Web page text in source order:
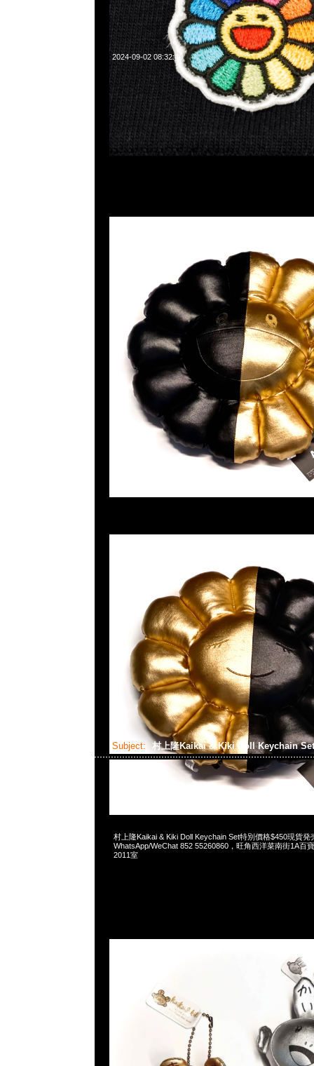
2024-09-02 08:32:40
村上隆 x Hikaru Flower Cushion 30cm特別價格$599現貨
WhatsApp/WeChat 852 55260860，旺角西洋菜南街1A百
2011室
Subject: 村上隆Kaikai & Kiki Doll Keychain
村上隆Kaikai & Kiki Doll Keychain Set特別價格$450現貨発
WhatsApp/WeChat 852 55260860，旺角西洋菜南街1A百
2011室